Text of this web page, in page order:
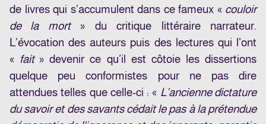
de livres qui s’accumulent dans ce fameux « couloir
de la mort» du critique littéraire narrateur.
L’évocation des auteurs puis des lectures qui l’ont
« fait » devenir ce qu’il est côtoie les dissertions
quelque peu conformistes pour ne pas dire
attendues telles que celle-ci : « L’ancienne dictature
du savoir et des savants cédait le pas à la prétendue